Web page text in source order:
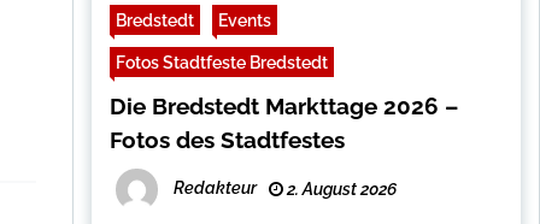
Bredstedt Events
Fotos Stadtfeste Bredstedt
Die Bredstedt Markttage 2026 –
Fotos des Stadtfestes
Redakteur 2. August 2026